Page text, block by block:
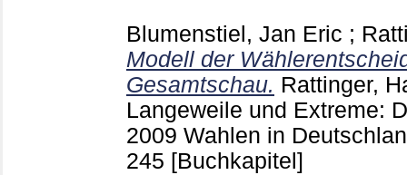
Blumenstiel, Jan Eric ;
Modell der
Gesamtschau. Rattinger,
Langeweile und Extreme:
2009 Wahlen in
245 [Buchkapitel]